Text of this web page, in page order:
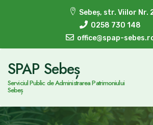
Sebeș, str. Viilor Nr.
0258 730 148
office@spap-
SPAP Sebeș
Serviciul Public de Administrarea Patrimoniului
Sebeș